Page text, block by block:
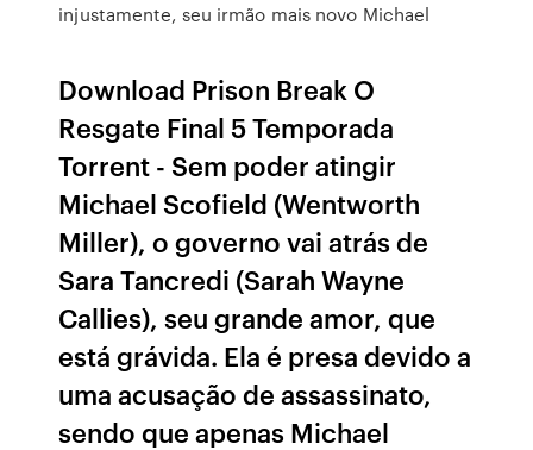
injustamente, seu irmão mais novo Michael
Download Prison Break O
Resgate Final 5 Temporada
Torrent - Sem poder atingir
Michael Scofield (Wentworth
Miller), o governo vai atrás de
Sara Tancredi (Sarah Wayne
Callies), seu grande amor, que
está grávida. Ela é presa devido a
uma acusação de assassinato,
sendo que apenas Michael